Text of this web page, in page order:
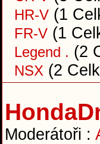
HR-V (1
FR-V (1
Legend . (2
NSX (2
Moderátoři :